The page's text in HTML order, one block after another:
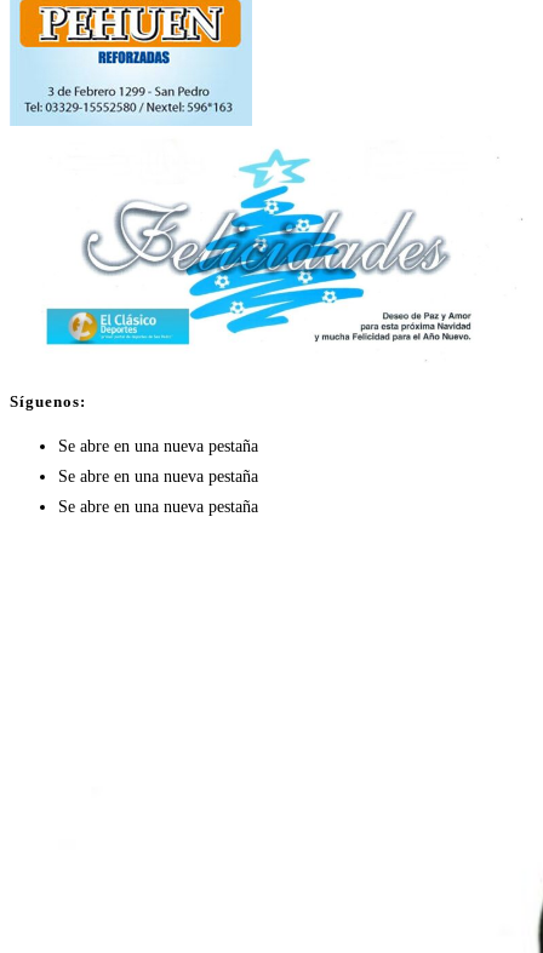
Síguenos:
Se abre en una nueva pestaña
Se abre en una nueva pestaña
Se abre en una nueva pestaña